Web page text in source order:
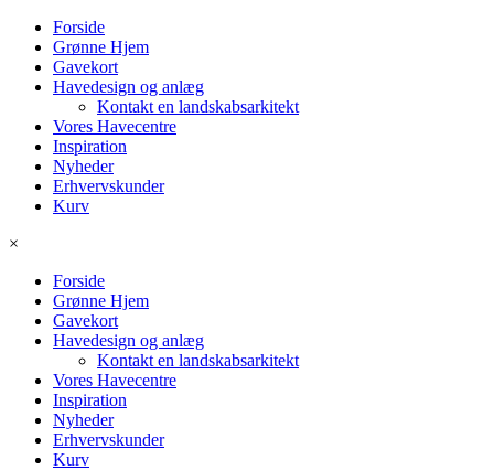
Forside
Grønne Hjem
Gavekort
Havedesign og anlæg
Kontakt en landskabsarkitekt
Vores Havecentre
Inspiration
Nyheder
Erhvervskunder
Kurv
×
Forside
Grønne Hjem
Gavekort
Havedesign og anlæg
Kontakt en landskabsarkitekt
Vores Havecentre
Inspiration
Nyheder
Erhvervskunder
Kurv